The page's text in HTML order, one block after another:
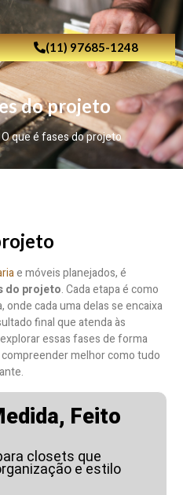
(11) 97685-1248
do projeto
O que é fases do projeto
e móveis planejados, é
do projeto. Cada etapa é como
onde cada uma delas se encaixa
final que atenda às
essas fases de forma
melhor como tudo
Feito
closets que
e estilo